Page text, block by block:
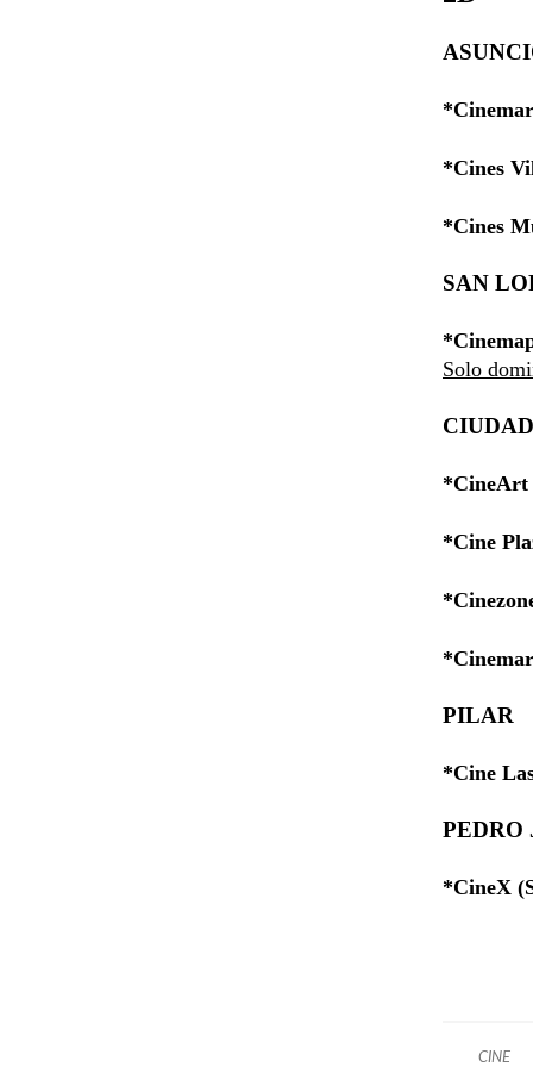
*Cines
*Cines
SAN
Solo
*CineArt
*Cine
PILAR
*Cine
PEDRO
*CineX
CINE